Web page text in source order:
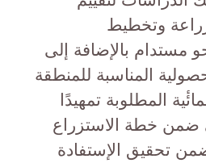
وتخطيط
مستدام بالإضافة إلى
المناسبة للمنطقة
المطلوبة تمهيدًا
ضمن خطة الاستزراع
تحقيق الإستفادة